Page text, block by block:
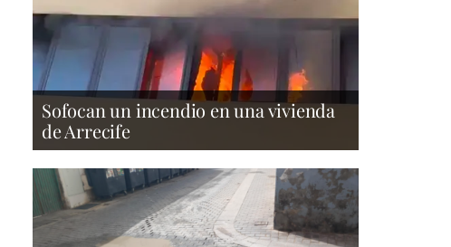
Sofocan un incendio en una vivienda
de Arrecife